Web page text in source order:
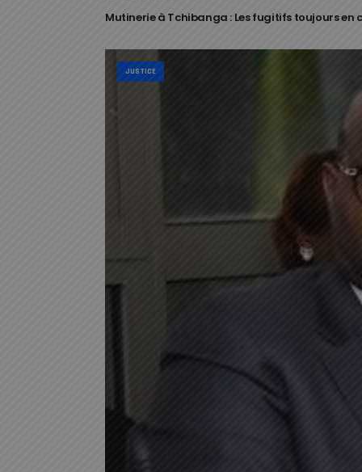
Mutinerie à Tchibanga : Les fugitifs toujours en
JUSTICE